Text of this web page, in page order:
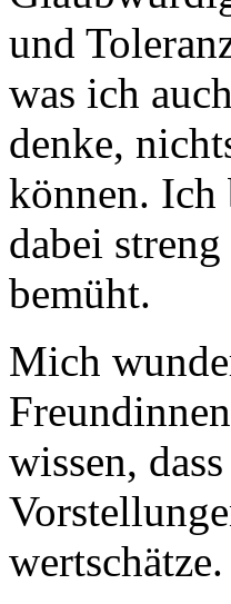
und
was ich auch
denke,
können. Ich
dabei
bemüht.
Mich
wissen,
wertschätze.